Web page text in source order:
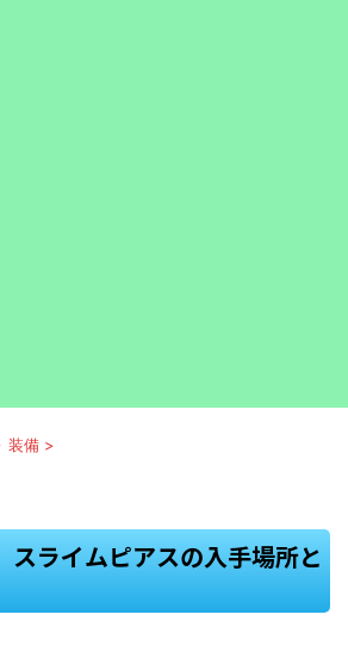
装備 >
スライムピアスの入手場所と